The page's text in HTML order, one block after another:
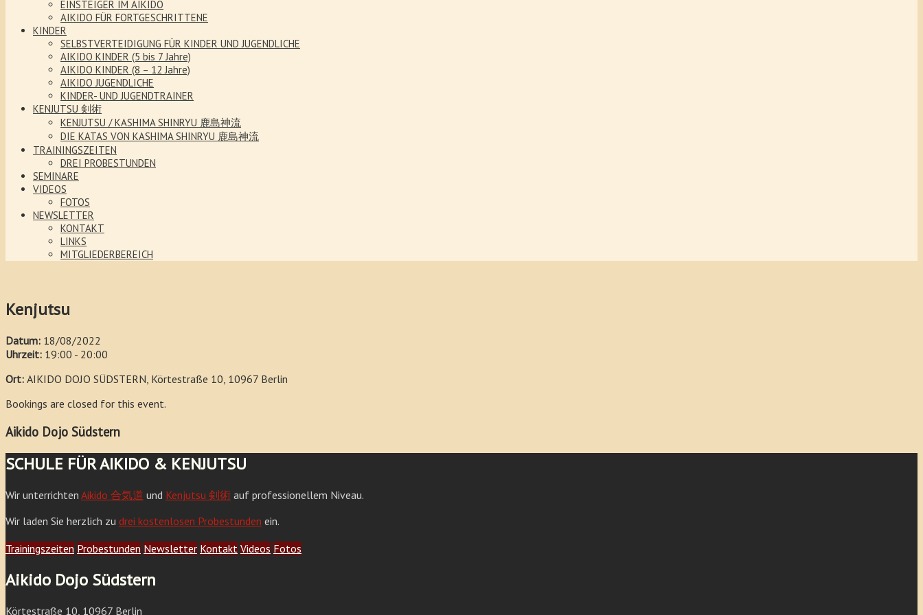
EINSTEIGER IM AIKIDO
AIKIDO FÜR FORTGESCHRITTENE
KINDER
SELBSTVERTEIDIGUNG FÜR KINDER UND JUGENDLICHE
AIKIDO KINDER (5 bis 7 Jahre)
AIKIDO KINDER (8 – 12 Jahre)
AIKIDO JUGENDLICHE
KINDER- UND JUGENDTRAINER
KENJUTSU 剣術
KENJUTSU / KASHIMA SHINRYU 鹿島神流
DIE KATAS VON KASHIMA SHINRYU 鹿島神流
TRAININGSZEITEN
DREI PROBESTUNDEN
SEMINARE
VIDEOS
FOTOS
NEWSLETTER
KONTAKT
LINKS
MITGLIEDERBEREICH
Kenjutsu
Datum: 18/08/2022
Uhrzeit: 19:00 - 20:00
Ort: AIKIDO DOJO SÜDSTERN, Körtestraße 10, 10967 Berlin
Bookings are closed for this event.
Aikido Dojo Südstern
SCHULE FÜR AIKIDO & KENJUTSU
Wir unterrichten Aikido 合気道 und Kenjutsu 剣術 auf professionellem Niveau.
Wir laden Sie herzlich zu drei kostenlosen Probestunden ein.
Trainingszeiten Probestunden Newsletter Kontakt Videos Fotos
Aikido Dojo Südstern
Körtestraße 10, 10967 Berlin